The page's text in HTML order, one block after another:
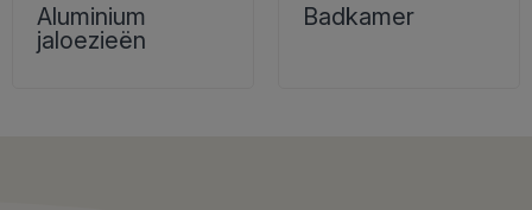
Aluminium
jaloezieën
Badkamer